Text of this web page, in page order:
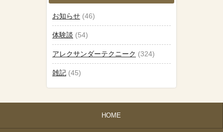
お知らせ (46)
体験談 (54)
アレクサンダーテクニーク (324)
雑記 (45)
HOME